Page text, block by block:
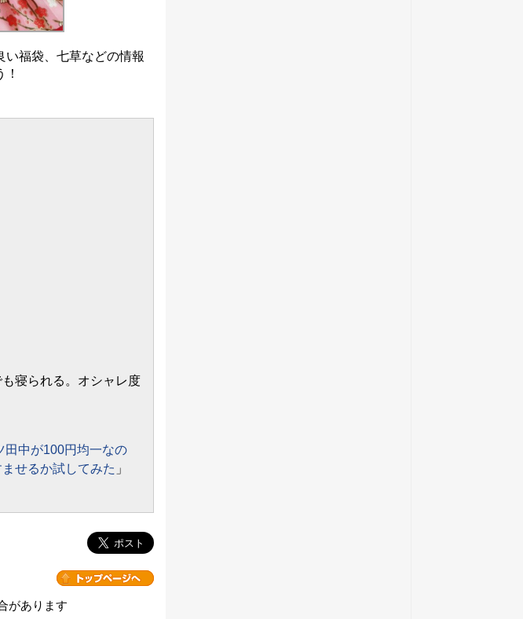
福袋、七草などの情報
寝られる。オシャレ度
田中が100円均一なの
せるか試してみた 」
があります